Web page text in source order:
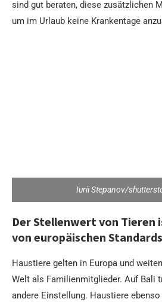
sind gut beraten, diese zusätzlichen
um im Urlaub keine Krankentage
Iurii Stepanov/
Der Stellenwert von
von europäischen Standards
Haustiere gelten in Europa und
Welt als Familienmitglieder. Auf Bali
andere Einstellung. Haustiere